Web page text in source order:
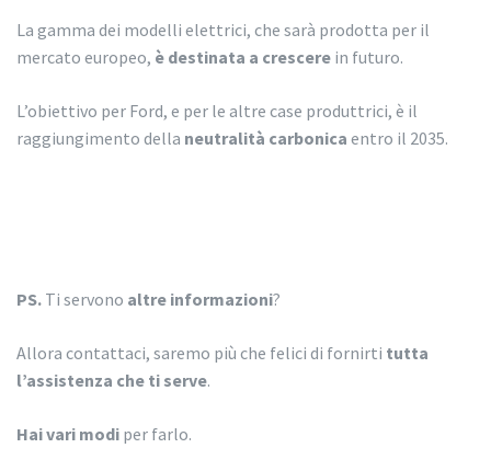
La gamma dei modelli elettrici, che sarà prodotta per il
mercato europeo, è destinata a crescere in futuro.
L’obiettivo per Ford, e per le altre case produttrici, è il
raggiungimento della neutralità carbonica entro il 2035.
PS. Ti servono altre informazioni?
Allora contattaci, saremo più che felici di fornirti tutta
l’assistenza che ti serve.
Hai vari modi per farlo.